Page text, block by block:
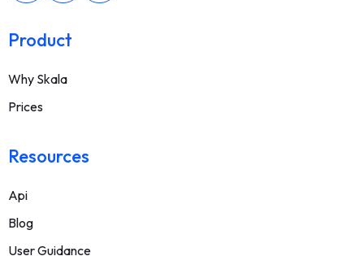
Product
Why Skala
Prices
Resources
Api
Blog
User Guidance